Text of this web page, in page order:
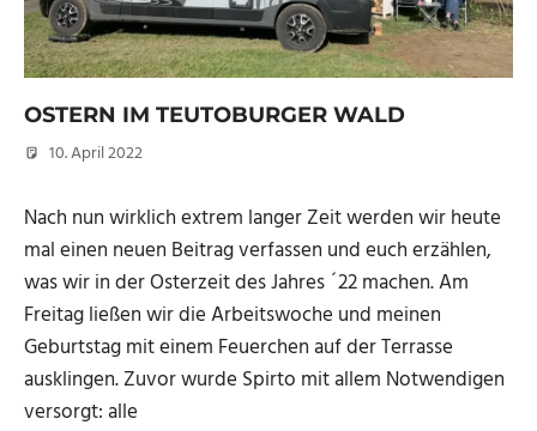
OSTERN IM TEUTOBURGER WALD
10. April 2022
Nach nun wirklich extrem langer Zeit werden wir heute
mal einen neuen Beitrag verfassen und euch erzählen,
was wir in der Osterzeit des Jahres ´22 machen. Am
Freitag ließen wir die Arbeitswoche und meinen
Geburtstag mit einem Feuerchen auf der Terrasse
ausklingen. Zuvor wurde Spirto mit allem Notwendigen
versorgt: alle